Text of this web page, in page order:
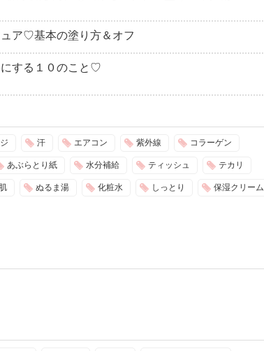
ア♡基本の塗り方＆オフ
する１０のこと♡
汗 エアコン 紫外線 コラーゲン
あぶらとり紙 水分補給 ティッシュ テカリ
ぬるま湯 化粧水 しっとり 保湿クリーム